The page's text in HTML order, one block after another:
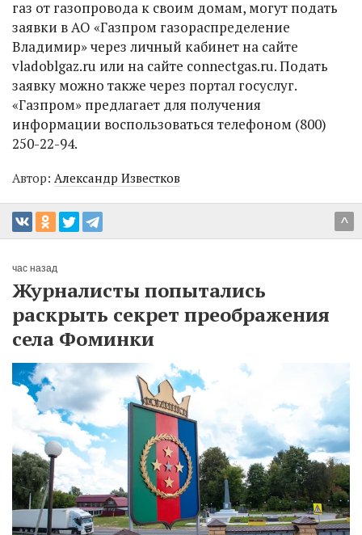
газ от газопровода к своим домам, могут подать
заявки в АО «Газпром газораспределение
Владимир» через личный кабинет на сайте
vladoblgaz.ru или на сайте connectgas.ru. Подать
заявку можно также через портал госуслуг.
«Газпром» предлагает для получения
информации воспользоваться телефоном (800)
250-22-94.
Автор: Александр Известков
^
час назад
Журналисты попытались
раскрыть секрет преображения
села Фоминки